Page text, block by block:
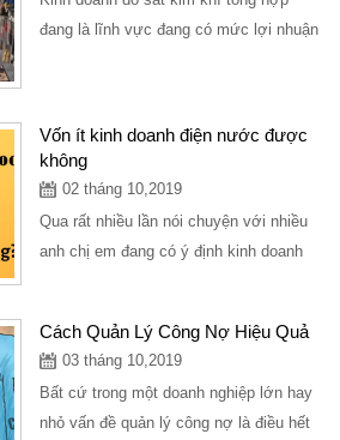
đang là lĩnh vực đang có mức lợi nhuận
Vốn ít kinh doanh điện nước được
không
02 tháng 10,2019
Qua rất nhiều lần nói chuyện với nhiều
anh chị em đang có ý định kinh doanh
Cách Quản Lý Công Nợ Hiệu Quả
03 tháng 10,2019
Bất cứ trong một doanh nghiệp lớn hay
nhỏ vấn đề quản lý công nợ là điều hết